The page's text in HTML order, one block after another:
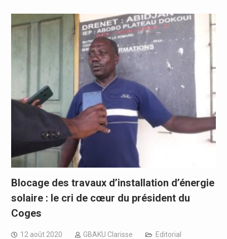
Blocage des travaux d’installation d’énergie
solaire : le cri de cœur du président du
Coges
12 août 2020 GBAKU Clarisse Editorial